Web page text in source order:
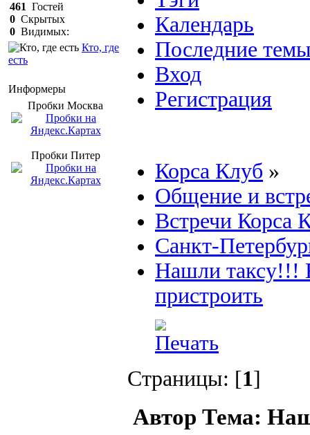
461 Гостей
0 Скрытых
0 Видимых:
Кто, где
есть
Информеры
Пробки Mосква
Пробки Питер
Календарь
Последние
Вход
Регистрация
Корса Клуб »
Общение и
Встречи Корса
Санкт-
Нашли таксу!!!
пристроить
Страницы: [1]
Автор Тема: